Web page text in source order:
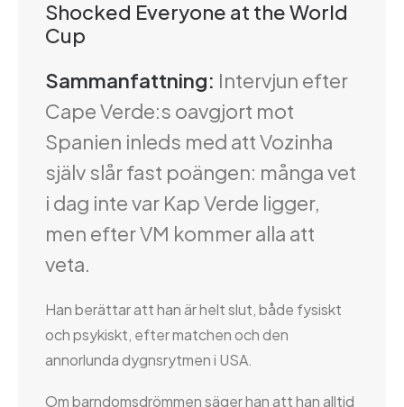
Shocked Everyone at the World
Cup
Sammanfattning: Intervjun efter
Cape Verde:s oavgjort mot
Spanien inleds med att Vozinha
själv slår fast poängen: många vet
i dag inte var Kap Verde ligger,
men efter VM kommer alla att
veta.
Han berättar att han är helt slut, både fysiskt
och psykiskt, efter matchen och den
annorlunda dygnsrytmen i USA.
Om barndomsdrömmen säger han att han alltid